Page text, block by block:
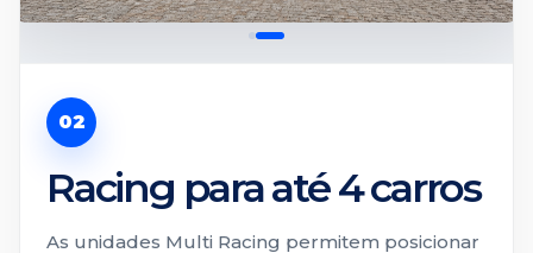
02
Racing para até 4 carros
As unidades Multi Racing permitem posicionar